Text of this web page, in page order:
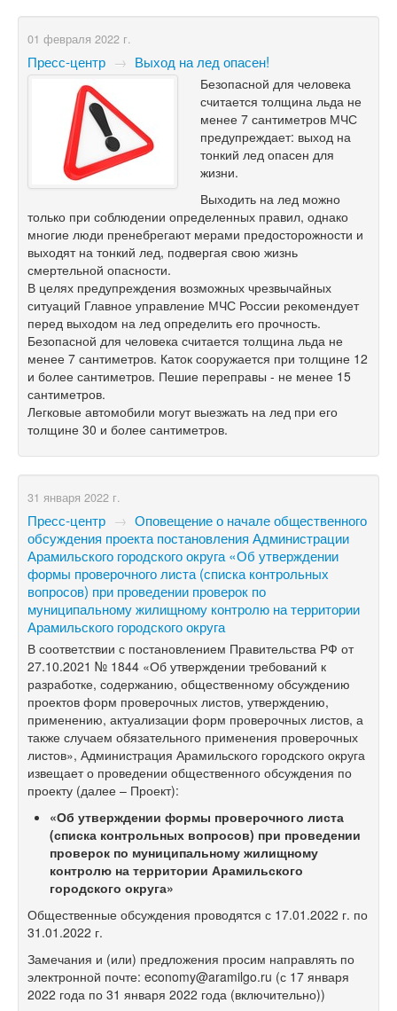
01 февраля 2022 г.
Пресс-центр → Выход на лед опасен!
Безопасной для человека
считается толщина льда не
менее 7 сантиметров МЧС
предупреждает: выход на
тонкий лед опасен для
жизни.
Выходить на лед можно
только при соблюдении определенных правил, однако
многие люди пренебрегают мерами предосторожности и
выходят на тонкий лед, подвергая свою жизнь
смертельной опасности.
В целях предупреждения возможных чрезвычайных
ситуаций Главное управление МЧС России рекомендует
перед выходом на лед определить его прочность.
Безопасной для человека считается толщина льда не
менее 7 сантиметров. Каток сооружается при толщине 12
и более сантиметров. Пешие переправы - не менее 15
сантиметров.
Легковые автомобили могут выезжать на лед при его
толщине 30 и более сантиметров.
31 января 2022 г.
Пресс-центр → Оповещение о начале общественного
обсуждения проекта постановления Администрации
Арамильского городского округа «Об утверждении
формы проверочного листа (списка контрольных
вопросов) при проведении проверок по
муниципальному жилищному контролю на территории
Арамильского городского округа
В соответствии с постановлением Правительства РФ от
27.10.2021 № 1844 «Об утверждении требований к
разработке, содержанию, общественному обсуждению
проектов форм проверочных листов, утверждению,
применению, актуализации форм проверочных листов, а
также случаем обязательного применения проверочных
листов», Администрация Арамильского городского округа
извещает о проведении общественного обсуждения по
проекту (далее – Проект):
«Об утверждении формы проверочного листа
(списка контрольных вопросов) при проведении
проверок по муниципальному жилищному
контролю на территории Арамильского
городского округа»
Общественные обсуждения проводятся с 17.01.2022 г. по
31.01.2022 г.
Замечания и (или) предложения просим направлять по
электронной почте: economy@aramilgo.ru (с 17 января
2022 года по 31 января 2022 года (включительно))